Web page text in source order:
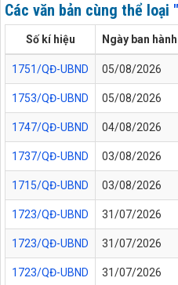
Các văn bản cùng thể loại
Số kí hiệu Ngày ban hành
1751/QĐ-UBND 05/08/2026
1753/QĐ-UBND 05/08/2026
1747/QĐ-UBND 04/08/2026
1737/QĐ-UBND 03/08/2026
1715/QĐ-UBND 03/08/2026
1723/QĐ-UBND 31/07/2026
1723/QĐ-UBND 31/07/2026
1723/QĐ-UBND 31/07/2026